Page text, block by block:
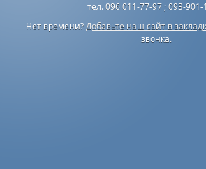
тел. 096 011-77-97 ; 093-901-
Нет времени?Добавьте наш сайт в
звонка.